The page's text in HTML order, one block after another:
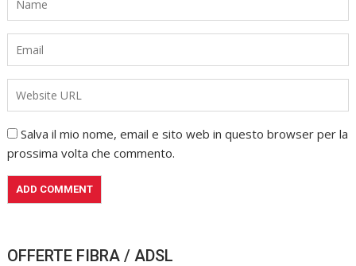
Salva il mio nome, email e sito web in questo browser per la
prossima volta che commento.
OFFERTE FIBRA / ADSL